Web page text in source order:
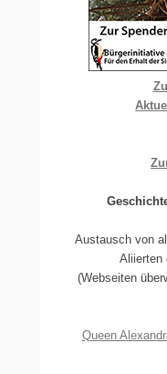
Austausch von
Aliierten
(Webseiten
Queen